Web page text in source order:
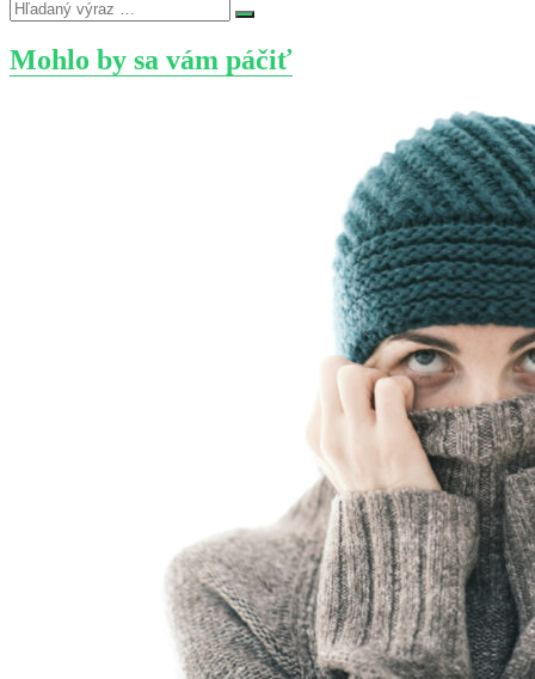
Mohlo by sa vám páčiť